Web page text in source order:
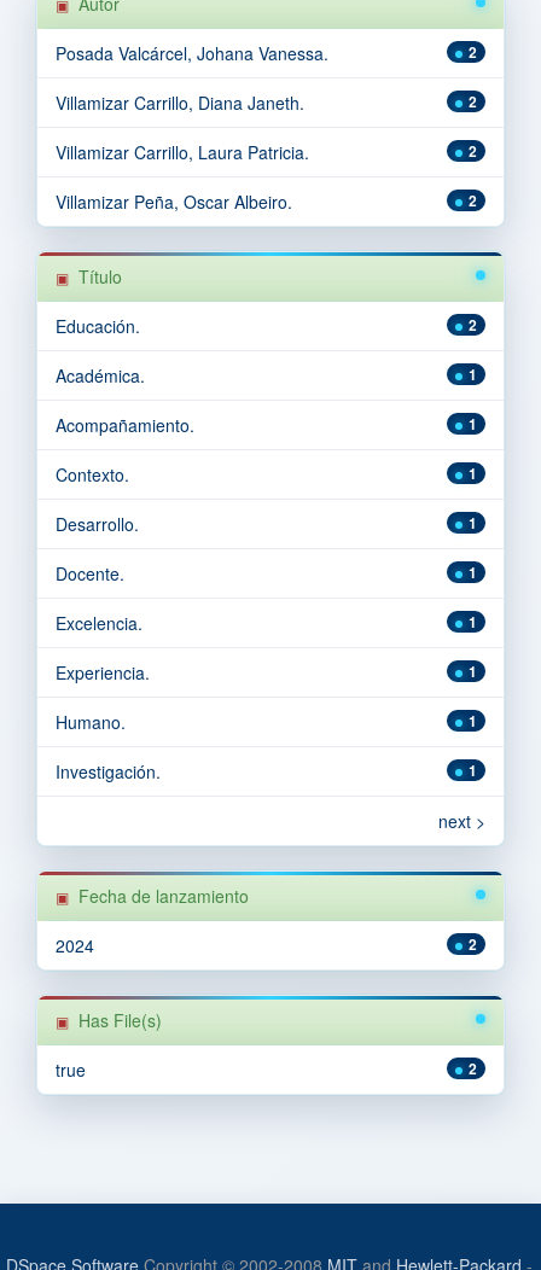
2
Posada Valcárcel, Johana Vanessa.
2
Villamizar Carrillo, Diana Janeth.
2
Villamizar Carrillo, Laura Patricia.
2
Villamizar Peña, Oscar Albeiro.
Título
2
Educación.
1
Académica.
1
Acompañamiento.
1
Contexto.
1
Desarrollo.
1
Docente.
1
Excelencia.
1
Experiencia.
1
Humano.
1
Investigación.
next >
Fecha de lanzamiento
2
2024
Has File(s)
2
true
DSpace Software Copyright © 2002-2008 MIT and Hewlett-Packard -